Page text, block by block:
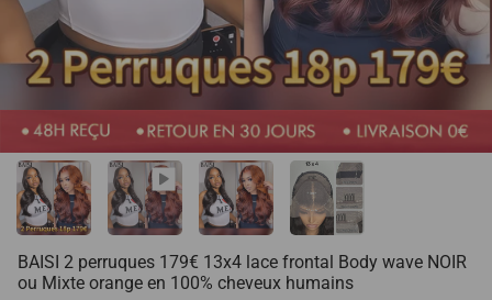
BAISI 2 perruques 179€ 13x4 lace frontal Body wave NOIR
ou Mixte orange en 100% cheveux humains